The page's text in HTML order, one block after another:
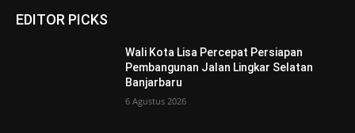
EDITOR PICKS
Wali Kota Lisa Percepat Persiapan
Pembangunan Jalan Lingkar Selatan
Banjarbaru
6 Agustus 2026